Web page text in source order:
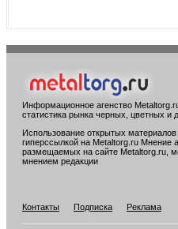
Информационное агенство
статистика рынка черных, цветных и
Использование открытых
гиперссылкой на Metaltorg.ru Мнение
размещаемых на сайте Metaltorg.ru,
мнением редакции
Контакты
Подписка Реклама